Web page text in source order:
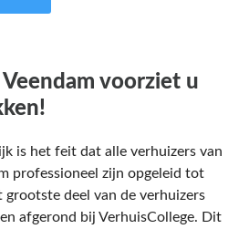
voorziet u
is het feit dat alle verhuizers van
professioneel zijn opgeleid tot
grootste deel van de verhuizers
afgerond bij VerhuisCollege. Dit